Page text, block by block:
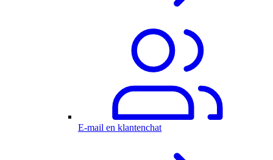
E-mail en klantenchat